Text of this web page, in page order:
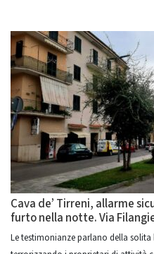
Cava de’ Tirreni, allarme
furto nella notte. Via
Le testimonianze parlano della